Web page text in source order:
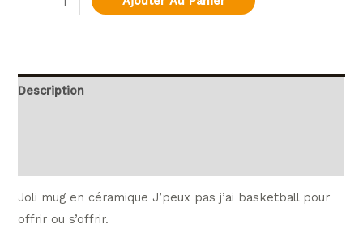
Description
Joli mug en céramique J’peux pas j’ai basketball pour
offrir ou s’offrir.